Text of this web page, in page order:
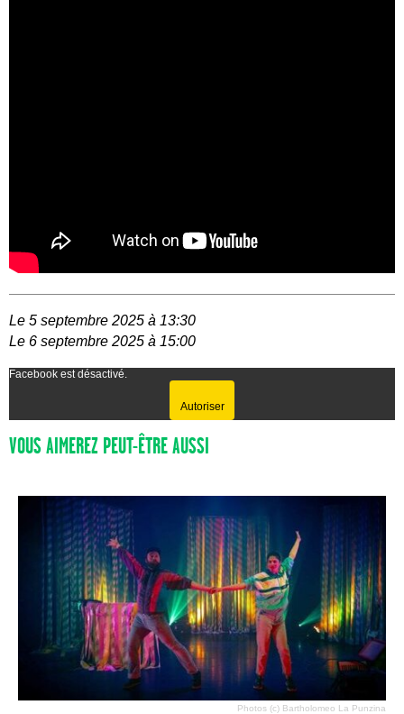
Le 5 septembre 2025 à 13:30
Le 6 septembre 2025 à 15:00
Facebook est désactivé.
Autoriser
VOUS AIMEREZ PEUT-ÊTRE AUSSI
Photos (c) Bartholomeo La Punzina